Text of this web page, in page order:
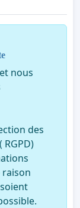
nous
des